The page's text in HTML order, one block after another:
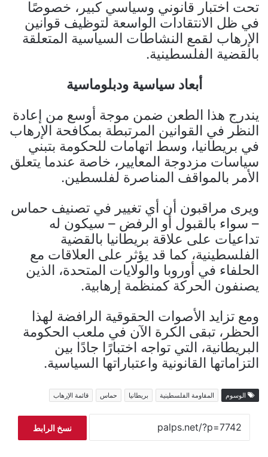
تحت اختبار قانوني وسياسي كبير، خصوصًا
في ظل الانتقادات الواسعة لتوظيف قوانين
الإرهاب لقمع النشاطات السياسية المتعلقة
بالقضية الفلسطينية.
أبعاد سياسية ودبلوماسية
يندرج هذا الطعن ضمن موجة أوسع من إعادة
النظر في القوانين المرتبطة بمكافحة الإرهاب
في بريطانيا، وسط اتهامات للحكومة بتبني
سياسات مزدوجة المعايير، خاصة عندما يتعلق
الأمر بالمواقف المناصرة لفلسطين.
ويرى مراقبون أن أي تغيير في تصنيف حماس
– سواء بالقبول أو الرفض – سيكون له
تداعيات على علاقة بريطانيا بالقضية
الفلسطينية، كما قد يؤثر على العلاقات مع
الحلفاء في أوروبا والولايات المتحدة، الذين
يصنفون الحركة كمنظمة إرهابية.
ومع تزايد الأصوات الحقوقية الرافضة لهذا
الحظر، تبقى الكرة الآن في ملعب الحكومة
البريطانية، التي تواجه اختبارًا جادًا بين
التزاماتها القانونية واعتباراتها السياسية.
الوسوم المقاومة الفلسطينية بريطانيا حماس قائمة الإرهاب
نسخ الرابط